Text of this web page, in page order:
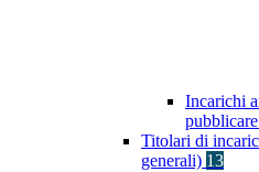
Incarichi
Titolari di
generali) 13